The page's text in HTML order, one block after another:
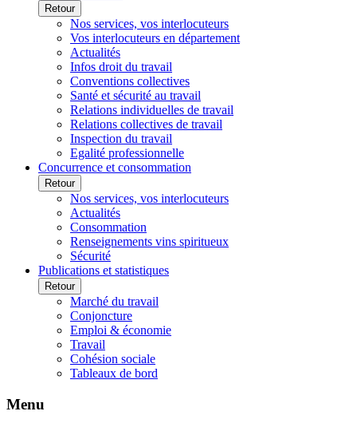
Retour
Nos services, vos interlocuteurs
Vos interlocuteurs en département
Actualités
Infos droit du travail
Conventions collectives
Santé et sécurité au travail
Relations individuelles de travail
Relations collectives de travail
Inspection du travail
Egalité professionnelle
Concurrence et consommation
Retour
Nos services, vos interlocuteurs
Actualités
Consommation
Renseignements vins spiritueux
Sécurité
Publications et statistiques
Retour
Marché du travail
Conjoncture
Emploi & économie
Travail
Cohésion sociale
Tableaux de bord
Menu